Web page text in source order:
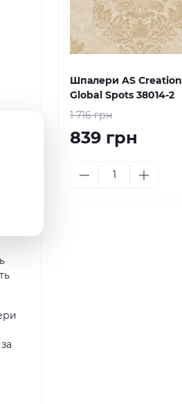
Шпалери AS Creation
Global Spots 38014-2
1 716 грн
839 грн